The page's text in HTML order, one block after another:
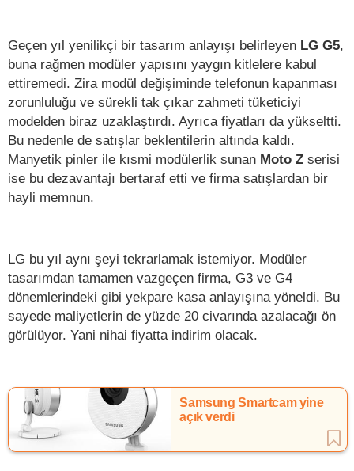
Geçen yıl yenilikçi bir tasarım anlayışı belirleyen LG G5,
buna rağmen modüler yapısını yaygın kitlelere kabul
ettiremedi. Zira modül değişiminde telefonun kapanması
zorunluluğu ve sürekli tak çıkar zahmeti tüketiciyi
modelden biraz uzaklaştırdı. Ayrıca fiyatları da yükseltti.
Bu nedenle de satışlar beklentilerin altında kaldı.
Manyetik pinler ile kısmi modülerlik sunan Moto Z serisi
ise bu dezavantajı bertaraf etti ve firma satışlardan bir
hayli memnun.
LG bu yıl aynı şeyi tekrarlamak istemiyor. Modüler
tasarımdan tamamen vazgeçen firma, G3 ve G4
dönemlerindeki gibi yekpare kasa anlayışına yöneldi. Bu
sayede maliyetlerin de yüzde 20 civarında azalacağı ön
görülüyor. Yani nihai fiyatta indirim olacak.
Samsung Smartcam yine
açık verdi